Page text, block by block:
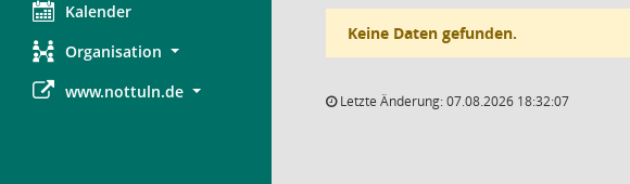
Kalender
Organisation
www.nottuln.de
Keine Daten gefunden.
Letzte Änderung: 07.08.2026 18:32:07